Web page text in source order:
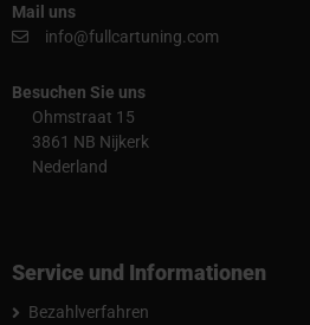
Mail uns
info@fullcartuning.com
Besuchen Sie uns
Ohmstraat 15
3861 NB Nijkerk
Nederland
Service und Informationen
Bezahlverfahren